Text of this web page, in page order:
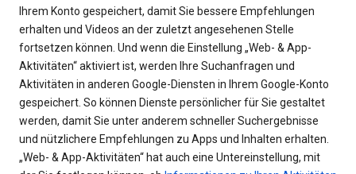
Ihrem Konto gespeichert, damit Sie bessere Empfehlungen
erhalten und Videos an der zuletzt angesehenen Stelle
fortsetzen können. Und wenn die Einstellung „Web- & App-
Aktivitäten“ aktiviert ist, werden Ihre Suchanfragen und
Aktivitäten in anderen Google-Diensten in Ihrem Google-Konto
gespeichert. So können Dienste persönlicher für Sie gestaltet
werden, damit Sie unter anderem schneller Suchergebnisse
und nützlichere Empfehlungen zu Apps und Inhalten erhalten.
„Web- & App-Aktivitäten“ hat auch eine Untereinstellung, mit